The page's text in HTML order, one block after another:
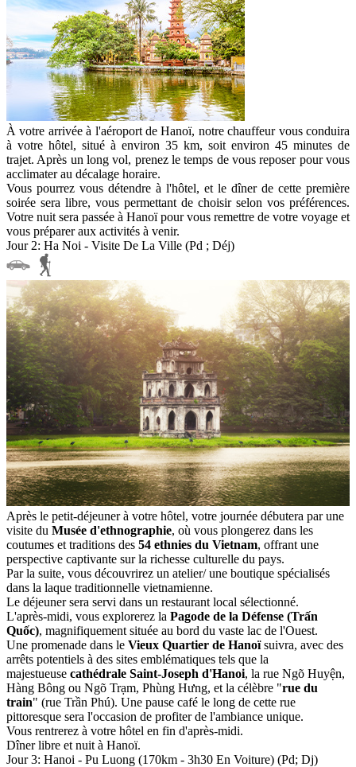
À votre arrivée à l'aéroport de Hanoï, notre chauffeur vous conduira
à votre hôtel, situé à environ 35 km, soit environ 45 minutes de
trajet. Après un long vol, prenez le temps de vous reposer pour vous
acclimater au décalage horaire.
Vous pourrez vous détendre à l'hôtel, et le dîner de cette première
soirée sera libre, vous permettant de choisir selon vos préférences.
Votre nuit sera passée à Hanoï pour vous remettre de votre voyage et
vous préparer aux activités à venir.
Jour 2: Ha Noi - Visite De La Ville (Pd ; Déj)
Après le petit-déjeuner à votre hôtel, votre journée débutera par une
visite du Musée d'ethnographie, où vous plongerez dans les
coutumes et traditions des 54 ethnies du Vietnam, offrant une
perspective captivante sur la richesse culturelle du pays.
Par la suite, vous découvrirez un atelier/ une boutique spécialisés
dans la laque traditionnelle vietnamienne.
Le déjeuner sera servi dans un restaurant local sélectionné.
L'après-midi, vous explorerez la Pagode de la Défense (Trấn
Quốc), magnifiquement située au bord du vaste lac de l'Ouest.
Une promenade dans le Vieux Quartier de Hanoïsuivra, avec des
arrêts potentiels à des sites emblématiques tels que la
majestueuse cathédrale Saint-Joseph d'Hanoi, la rue Ngõ Huyện,
Hàng Bông ou Ngõ Trạm, Phùng Hưng, et la célèbre "rue du
train" (rue Trần Phú). Une pause café le long de cette rue
pittoresque sera l'occasion de profiter de l'ambiance unique.
Vous rentrerez à votre hôtel en fin d'après-midi.
Dîner libre et nuit à Hanoï.
Jour 3: Hanoi - Pu Luong (170km - 3h30 En Voiture) (Pd; Dj)